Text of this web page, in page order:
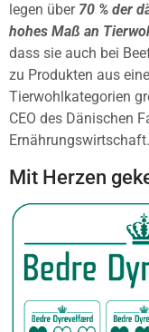
legen über 70 % der
hohes Maß an
dass sie auch bei
zu Produkten aus
Tierwohlkategorien
CEO des Dänischen
Ernährungswirtschaft.
Mit Herzen